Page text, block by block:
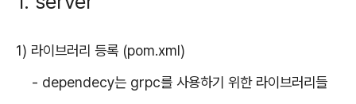
1) 라이브러리 등록 (pom.xml)
- dependecy는 grpc를 사용하기 위한 라이브러리들